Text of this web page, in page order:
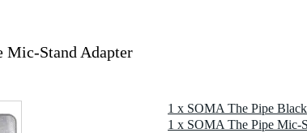
Mic-Stand Adapter
1 x SOMA The Pipe
1 x SOMA The Pipe Mic-